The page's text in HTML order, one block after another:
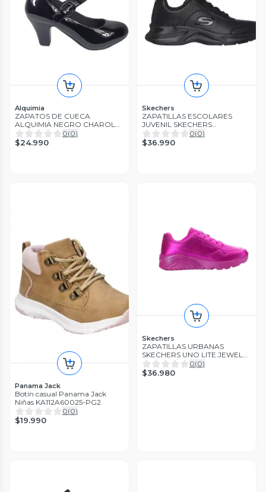
Alquimia
ZAPATOS DE CUECA
ALQUIMIA NEGRO CHAROL
MUJER | 3334-20
0(0)
$24.990
Skechers
ZAPATILLAS ESCOLARES
JUVENIL SKECHERS
DYNAMATIC | 302630L-BBK
0(0)
$36.990
Panama Jack
Botín casual Panama Jack
Niñas KA112A60025-PG2
0(0)
$19.990
Skechers
ZAPATILLAS URBANAS
SKECHERS UNO LITE JEWEL
MODE FUCSIA INFANTIL |
310385L-FUS
0(0)
$36.980